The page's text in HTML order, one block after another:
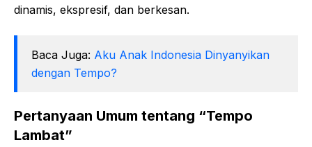
dinamis, ekspresif, dan berkesan.
Baca Juga: Aku Anak Indonesia Dinyanyikan
dengan Tempo?
Pertanyaan Umum tentang “Tempo
Lambat”